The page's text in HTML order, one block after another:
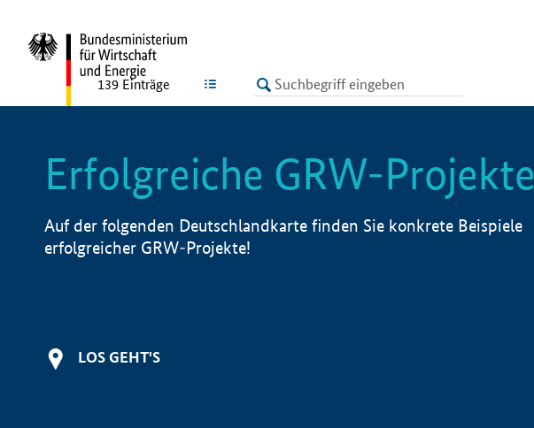
LISTE
139 Einträge
Erfolgreiche GRW-Projekte
Auf der folgenden Deutschlandkarte finden Sie konkrete Beispiele
erfolgreicher GRW-Projekte!
LOS GEHT'S